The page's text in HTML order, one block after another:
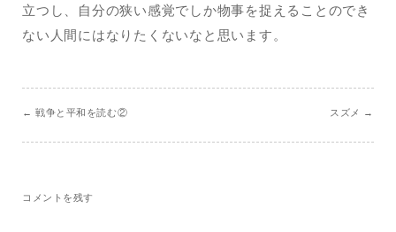
立つし、自分の狭い感覚でしか物事を捉えることのでき
ない人間にはなりたくないなと思います。
← 戦争と平和を読む② スズメ →
コメントを残す